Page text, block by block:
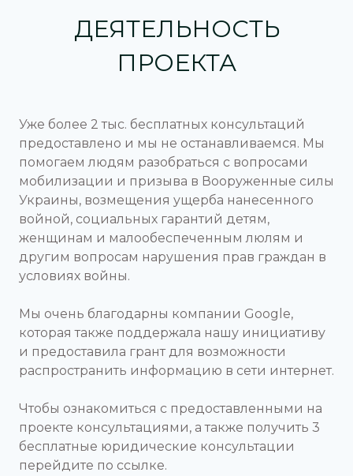
ДЕЯТЕЛЬНОСТЬ
ПРОЕКТА
Уже более 2 тыс. бесплатных консультаций
предоставлено и мы не останавливаемся. Мы
помогаем людям разобраться с вопросами
мобилизации и призыва в Вооруженные силы
Украины, возмещения ущерба нанесенного
войной, социальных гарантий детям,
женщинам и малообеспеченным люлям и
другим вопросам нарушения прав граждан в
условиях войны.
Мы очень благодарны компании Google,
которая также поддержала нашу инициативу
и предоставила грант для возможности
распространить информацию в сети интернет.
Чтобы ознакомиться с предоставленными на
проекте консультациями, а также получить 3
бесплатные юридические консультации
перейдите по ссылке.